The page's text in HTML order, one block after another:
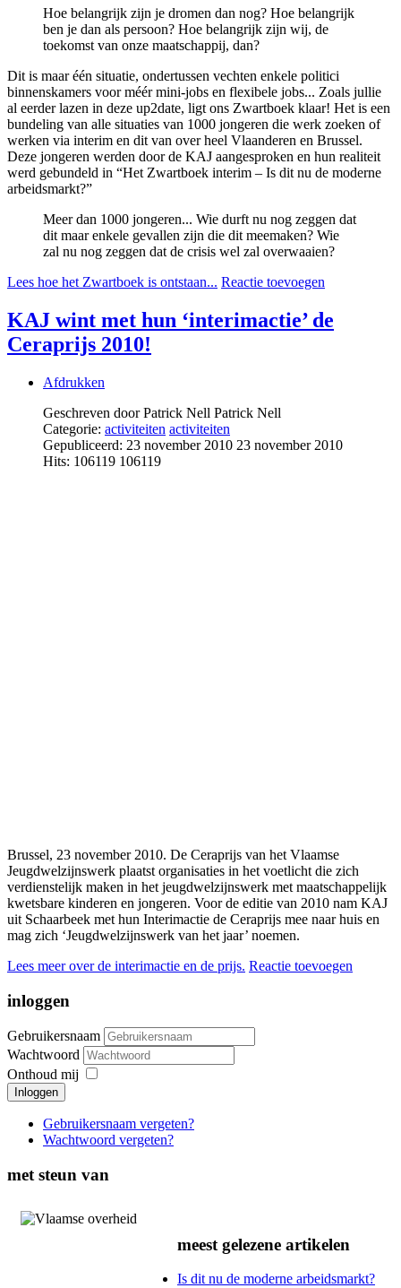
Hoe belangrijk zijn je dromen dan nog? Hoe belangrijk
ben je dan als persoon? Hoe belangrijk zijn wij, de
toekomst van onze maatschappij, dan?
Dit is maar één situatie, ondertussen vechten enkele politici
binnenskamers voor méér mini-jobs en flexibele jobs... Zoals jullie
al eerder lazen in deze up2date, ligt ons Zwartboek klaar! Het is een
bundeling van alle situaties van 1000 jongeren die werk zoeken of
werken via interim en dit van over heel Vlaanderen en Brussel.
Deze jongeren werden door de KAJ aangesproken en hun realiteit
werd gebundeld in “Het Zwartboek interim – Is dit nu de moderne
arbeidsmarkt?”
Meer dan 1000 jongeren... Wie durft nu nog zeggen dat
dit maar enkele gevallen zijn die dit meemaken? Wie
zal nu nog zeggen dat de crisis wel zal overwaaien?
Lees hoe het Zwartboek is ontstaan... Reactie toevoegen
KAJ wint met hun ‘interimactie’ de
Ceraprijs 2010!
Afdrukken
Geschreven door Patrick Nell Patrick Nell
Categorie: activiteiten activiteiten
Gepubliceerd: 23 november 2010 23 november 2010
Hits: 106119 106119
Brussel, 23 november 2010. De Ceraprijs van het Vlaamse
Jeugdwelzijnswerk plaatst organisaties in het voetlicht die zich
verdienstelijk maken in het jeugdwelzijnswerk met maatschappelijk
kwetsbare kinderen en jongeren. Voor de editie van 2010 nam KAJ
uit Schaarbeek met hun Interimactie de Ceraprijs mee naar huis en
mag zich ‘Jeugdwelzijnswerk van het jaar’ noemen.
Lees meer over de interimactie en de prijs. Reactie toevoegen
inloggen
Gebruikersnaam
Wachtwoord
Onthoud mij
Inloggen
Gebruikersnaam vergeten?
Wachtwoord vergeten?
met steun van
meest gelezene artikelen
Is dit nu de moderne arbeidsmarkt?